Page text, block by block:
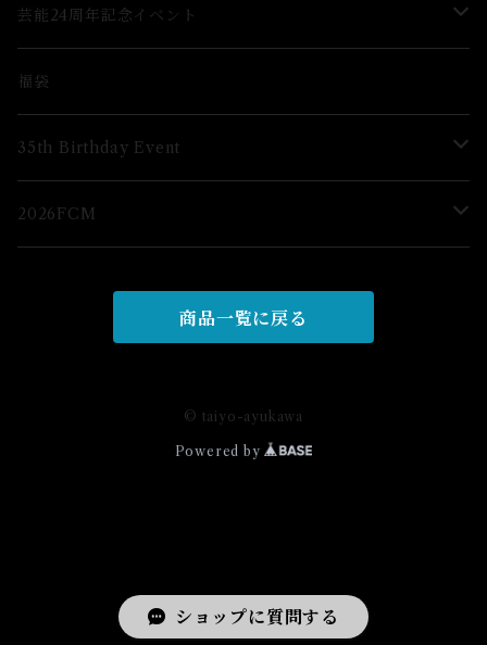
ショップに質問する
グッズ
グッズ
芸能24周年記念イベント
ブロマイド
グッズ
福袋
35th Birthday Event
ブロマイド
2026FCM
商品一覧に戻る
© taiyo-ayukawa
Powered by